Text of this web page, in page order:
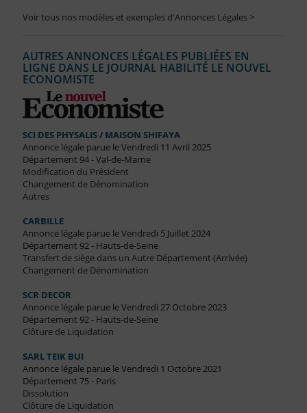
Voir tous nos modèles et exemples d'Annonces Légales >
AUTRES ANNONCES LÉGALES PUBLIÉES EN
LIGNE DANS LE JOURNAL HABILITÉ LE NOUVEL
ECONOMISTE
SCI DES PHYSALIS / MAISON SHIFAYA
Annonce légale parue le Vendredi 11 Avril 2025
Département 94 - Val-de-Marne
Modification du Président
Changement de Dénomination
Autres
CARBILLE
Annonce légale parue le Vendredi 5 Juillet 2024
Département 92 - Hauts-de-Seine
Transfert de siège dans un Autre Département (Arrivée)
Changement de Dénomination
SCR DECOR
Annonce légale parue le Vendredi 27 Octobre 2023
Département 92 - Hauts-de-Seine
Clôture de Liquidation
SARL TEIK BUI
Annonce légale parue le Vendredi 1 Octobre 2021
Département 75 - Paris
Dissolution
Clôture de Liquidation